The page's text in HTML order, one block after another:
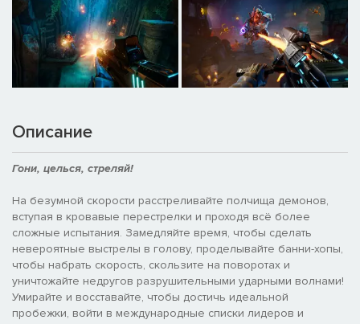
Описание
Гони, целься, стреляй!
На безумной скорости расстреливайте полчища демонов,
вступая в кровавые перестрелки и проходя всё более
сложные испытания. Замедляйте время, чтобы сделать
невероятные выстрелы в голову, проделывайте банни-хопы,
чтобы набрать скорость, скользите на поворотах и
уничтожайте недругов разрушительными ударными волнами!
Умирайте и восставайте, чтобы достичь идеальной
пробежки, войти в международные списки лидеров и